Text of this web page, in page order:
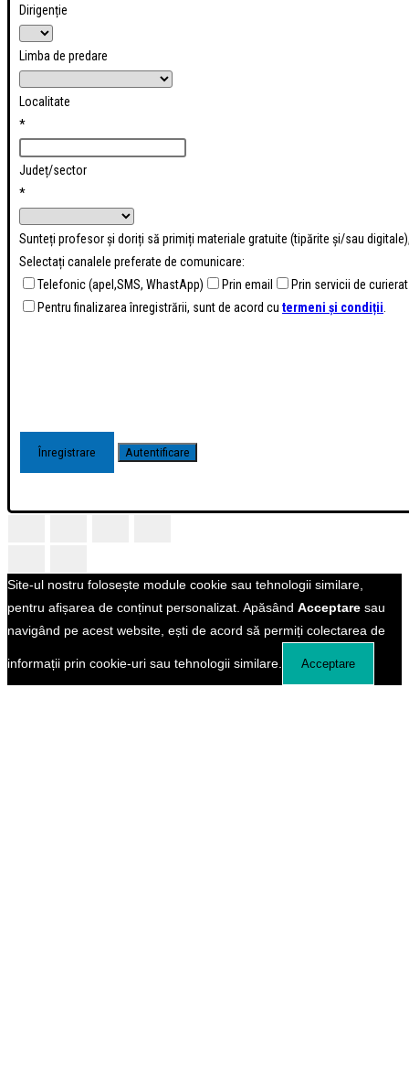
Dirigenție
Limba de predare
Localitate
*
Județ/sector
*
Sunteți profesor și doriți să primiți materiale gratuite (tipărite și/sau
Selectați canalele preferate de comunicare:
Telefonic (apel,SMS, WhastApp)
Prin email
Prin servicii de curierat
Pentru finalizarea înregistrării, sunt de acord cu termeni și condiții
Site-ul nostru folosește module cookie sau tehnologii similare,
pentru afișarea de conținut personalizat. Apăsând Acceptare sau
navigând pe acest website, ești de acord să permiți colectarea de
informații prin cookie-uri sau tehnologii similare. Acceptare